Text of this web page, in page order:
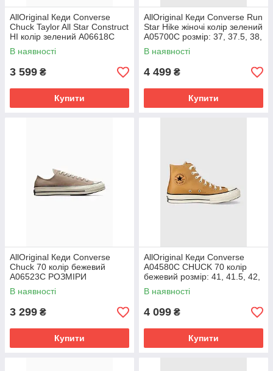
AllOriginal Кеди Converse
Chuck Taylor All Star Construct
HI колір зелений A06618C
РОЗМІРИ ЗАПИТУЙТЕ
В наявності
3 599 ₴
Купити
AllOriginal Кеди Converse Run
Star Hike жіночі колір зелений
A05700C розмір: 37, 37.5, 38,
38.5, 39, 40, 41
В наявності
4 499 ₴
Купити
AllOriginal Кеди Converse
Chuck 70 колір бежевий
A06523C РОЗМІРИ
ЗАПИТУЙТЕ
В наявності
3 299 ₴
Купити
AllOriginal Кеди Converse
A04580C CHUCK 70 колір
бежевий розмір: 41, 41.5, 42,
42.5, 43, 44, 45
В наявності
4 099 ₴
Купити